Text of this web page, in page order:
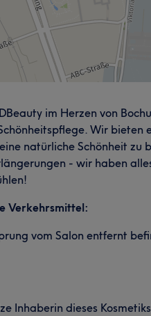
im Herzen von
Wir bieten
natürliche Schönheit zu
- wir haben
Verkehrsmittel:
vom Salon entfernt
Inhaberin dieses